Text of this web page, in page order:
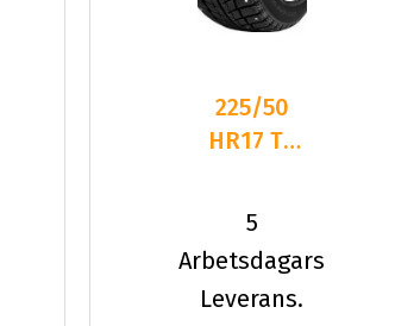
225/50
HR17 TL
LANDSAIL
IS33 ICE
STAR SP
5
Arbetsdagars
Leverans.